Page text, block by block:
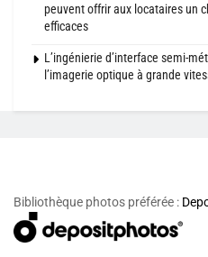
peuvent offrir aux locataires un
efficaces
L’ingénierie d’interface semi-
l’imagerie optique à grande
Bibliothèque photos préférée :